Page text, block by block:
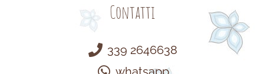
Contatti
339 2646638